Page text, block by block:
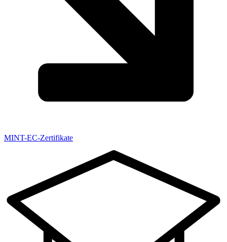
MINT-EC-Zertifikate